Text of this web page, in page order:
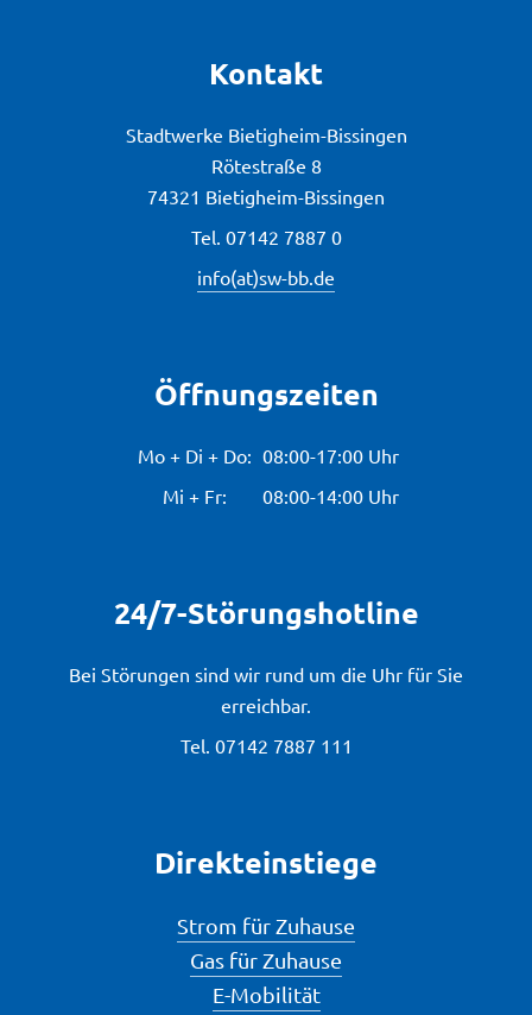
Kontakt
Stadtwerke Bietigheim-Bissingen
Rötestraße 8
74321 Bietigheim-Bissingen
Tel. 07142 7887 0
info(at)sw-bb.de
Öffnungszeiten
Mo + Di + Do: 08:00-17:00 Uhr
Mi + Fr:
08:00-14:00 Uhr
24/7-Störungshotline
Bei Störungen sind wir rund um die Uhr für Sie
erreichbar.
Tel. 07142 7887 111
Direkteinstiege
Strom für Zuhause
Gas für Zuhause
E-Mobilität